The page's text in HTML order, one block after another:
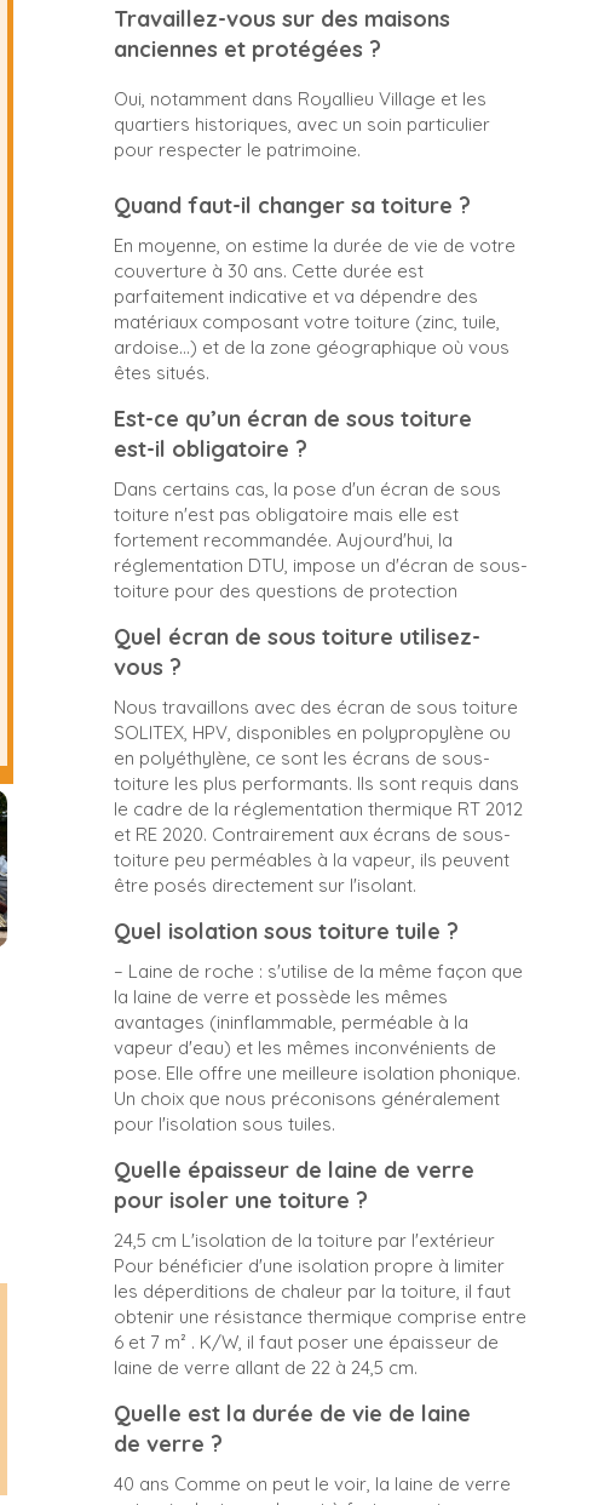
Travaillez-vous sur des maisons
anciennes et protégées ?
Oui, notamment dans Royallieu Village et les
quartiers historiques, avec un soin particulier
pour respecter le patrimoine.
Quand faut-il changer sa toiture ?
En moyenne, on estime la durée de vie de votre
couverture à 30 ans. Cette durée est
parfaitement indicative et va dépendre des
matériaux composant votre toiture (zinc, tuile,
ardoise…) et de la zone géographique où vous
êtes situés.
Est-ce qu’un écran de sous toiture
est-il obligatoire ?
Dans certains cas, la pose d'un écran de sous
toiture n'est pas obligatoire mais elle est
fortement recommandée. Aujourd'hui, la
réglementation DTU, impose un d'écran de sous-
toiture pour des questions de protection
Quel écran de sous toiture utilisez-
vous ?
Nous travaillons avec des écran de sous toiture
SOLITEX, HPV, disponibles en polypropylène ou
en polyéthylène, ce sont les écrans de sous-
toiture les plus performants. Ils sont requis dans
le cadre de la réglementation thermique RT 2012
et RE 2020. Contrairement aux écrans de sous-
toiture peu perméables à la vapeur, ils peuvent
être posés directement sur l'isolant.
Quel isolation sous toiture tuile ?
– Laine de roche : s'utilise de la même façon que
la laine de verre et possède les mêmes
avantages (ininflammable, perméable à la
vapeur d'eau) et les mêmes inconvénients de
pose. Elle offre une meilleure isolation phonique.
Un choix que nous préconisons généralement
pour l'isolation sous tuiles.
Quelle épaisseur de laine de verre
pour isoler une toiture ?
24,5 cm L'isolation de la toiture par l'extérieur
Pour bénéficier d'une isolation propre à limiter
les déperditions de chaleur par la toiture, il faut
obtenir une résistance thermique comprise entre
6 et 7 m² . K/W, il faut poser une épaisseur de
laine de verre allant de 22 à 24,5 cm.
Quelle est la durée de vie de laine
de verre ?
40 ans Comme on peut le voir, la laine de verre